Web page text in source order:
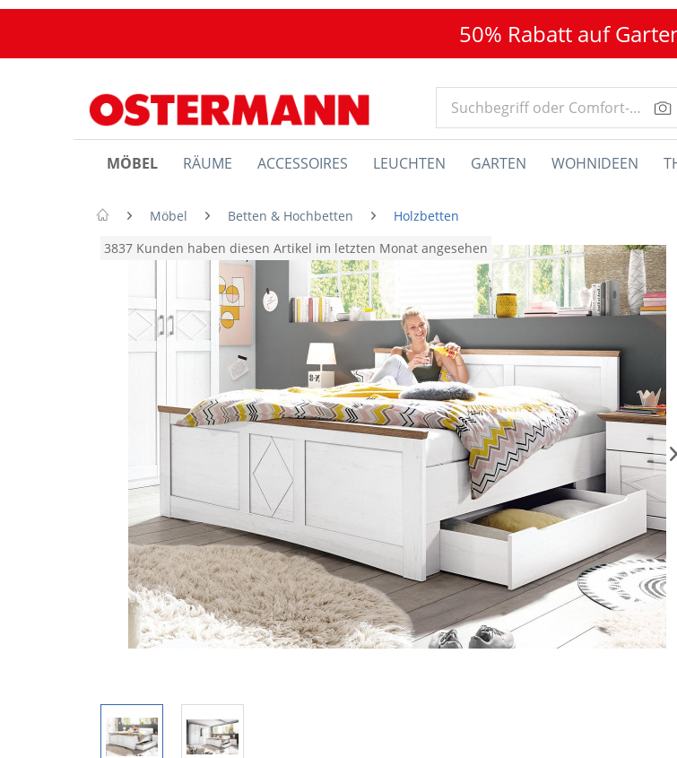
50% Rabatt auf
MÖBEL RÄUME ACCESSOIRES LEUCHTEN GARTEN WOHNIDEEN
Möbel Betten & Hochbetten
Holzbetten
3837 Kunden haben diesen Artikel im letzten Monat angesehen